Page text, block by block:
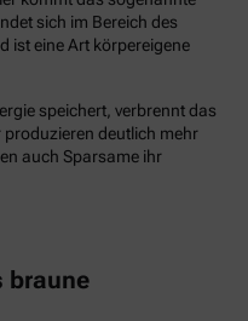
sich im Bereich des
ist eine Art körpereigene
speichert, verbrennt das
deutlich mehr
auch Sparsame ihr
braune